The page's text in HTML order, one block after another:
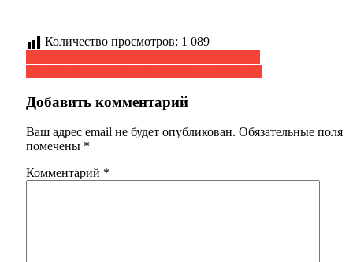
Количество просмотров: 1 089
Навигация
по
записям
Добавить комментарий
Ваш адрес email не будет опубликован. Обязательные поля
помечены *
Комментарий *